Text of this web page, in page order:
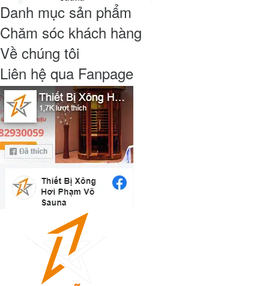
Danh mục sản phẩm
Chăm sóc khách hàng
Về chúng tôi
Liên hệ qua Fanpage